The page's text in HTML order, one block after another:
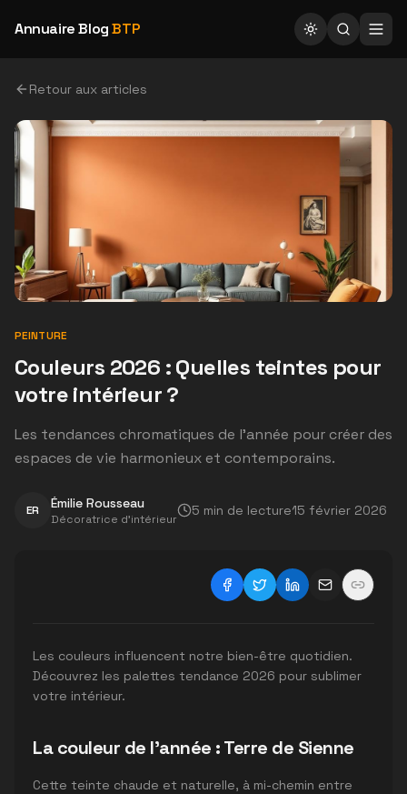
Annuaire BlogBTP
Retour aux articles
PEINTURE
Couleurs 2026 : Quelles teintes pour
votre intérieur ?
Les tendances chromatiques de l'année pour créer des
espaces de vie harmonieux et contemporains.
ER Émilie Rousseau
Décoratrice d'intérieur
5 min de lecture15 février 2026
Les couleurs influencent notre bien-être quotidien.
Découvrez les palettes tendance 2026 pour sublimer
votre intérieur.
La couleur de l'année : Terre de Sienne
Cette teinte chaude et naturelle, à mi-chemin entre